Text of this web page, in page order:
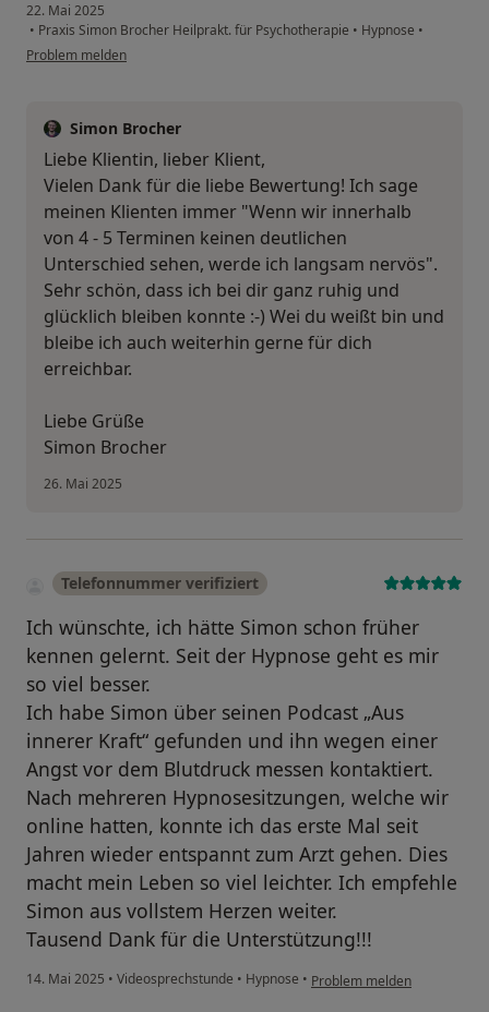
22. Mai 2025
• Praxis Simon Brocher Heilprakt. für Psychotherapie • Hypnose •
Problem melden
Simon Brocher
Liebe Klientin, lieber Klient,
Vielen Dank für die liebe Bewertung! Ich sage
meinen Klienten immer "Wenn wir innerhalb
von 4 - 5 Terminen keinen deutlichen
Unterschied sehen, werde ich langsam nervös".
Sehr schön, dass ich bei dir ganz ruhig und
glücklich bleiben konnte :-) Wei du weißt bin und
bleibe ich auch weiterhin gerne für dich
erreichbar.
Liebe Grüße
Simon Brocher
26. Mai 2025
Telefonnummer verifiziert
Ich wünschte, ich hätte Simon schon früher
kennen gelernt. Seit der Hypnose geht es mir
so viel besser.
Ich habe Simon über seinen Podcast „Aus
innerer Kraft“ gefunden und ihn wegen einer
Angst vor dem Blutdruck messen kontaktiert.
Nach mehreren Hypnosesitzungen, welche wir
online hatten, konnte ich das erste Mal seit
Jahren wieder entspannt zum Arzt gehen. Dies
macht mein Leben so viel leichter. Ich empfehle
Simon aus vollstem Herzen weiter.
Tausend Dank für die Unterstützung!!!
14. Mai 2025 • Videosprechstunde • Hypnose • Problem melden